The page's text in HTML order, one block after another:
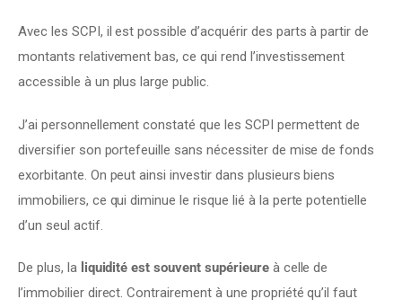
Avec les SCPI, il est possible d’acquérir des parts à partir de
montants relativement bas, ce qui rend l’investissement
accessible à un plus large public.
J’ai personnellement constaté que les SCPI permettent de
diversifier son portefeuille sans nécessiter de mise de fonds
exorbitante. On peut ainsi investir dans plusieurs biens
immobiliers, ce qui diminue le risque lié à la perte potentielle
d’un seul actif.
De plus, la liquidité est souvent supérieure à celle de
l’immobilier direct. Contrairement à une propriété qu’il faut